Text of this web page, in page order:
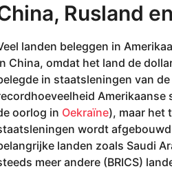
Rusland
landen beleggen in
China, omdat het land de
in staatsleningen van
oorlog in Oekraïne), maar het
wordt
landen zoals Saudi
meer andere (BRICS)